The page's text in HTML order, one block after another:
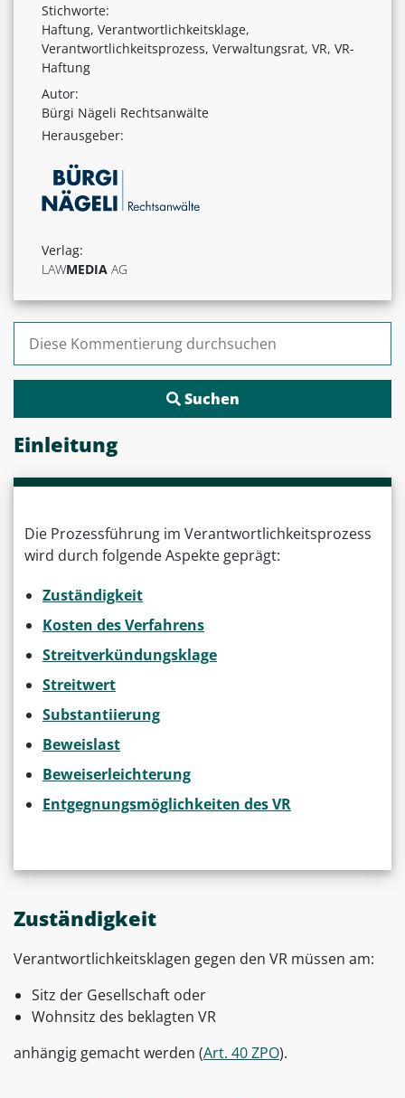
Stichworte:
Haftung, Verantwortlichkeitsklage,
Verantwortlichkeitsprozess, Verwaltungsrat, VR, VR-
Haftung
Autor:
Bürgi Nägeli Rechtsanwälte
Herausgeber:
Verlag:
LAWMEDIA AG
Suchen nach:
Einleitung
Die Prozessführung im Verantwortlichkeitsprozess
wird durch folgende Aspekte geprägt:
Zuständigkeit
Kosten des Verfahrens
Streitverkündungsklage
Streitwert
Substantiierung
Beweislast
Beweiserleichterung
Entgegnungsmöglichkeiten des VR
Zuständigkeit
Verantwortlichkeitsklagen gegen den VR müssen am:
Sitz der Gesellschaft oder
Wohnsitz des beklagten VR
anhängig gemacht werden (Art. 40 ZPO).